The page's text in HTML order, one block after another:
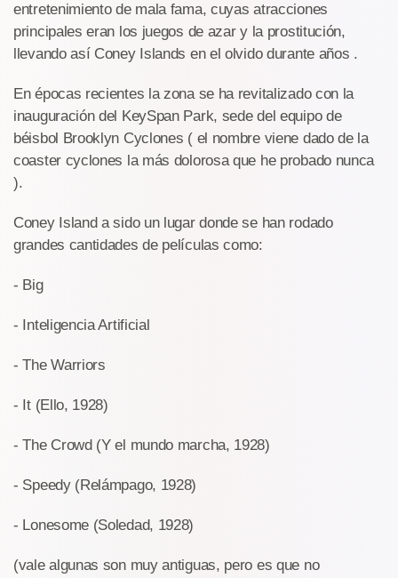
entretenimiento de mala fama, cuyas atracciones
principales eran los juegos de azar y la prostitución,
llevando así Coney Islands en el olvido durante años .
En épocas recientes la zona se ha revitalizado con la
inauguración del KeySpan Park, sede del equipo de
béisbol Brooklyn Cyclones ( el nombre viene dado de la
coaster cyclones la más dolorosa que he probado nunca
).
Coney Island a sido un lugar donde se han rodado
grandes cantidades de películas como:
- Big
- Inteligencia Artificial
- The Warriors
- It (Ello, 1928)
- The Crowd (Y el mundo marcha, 1928)
- Speedy (Relámpago, 1928)
- Lonesome (Soledad, 1928)
(vale algunas son muy antiguas, pero es que no